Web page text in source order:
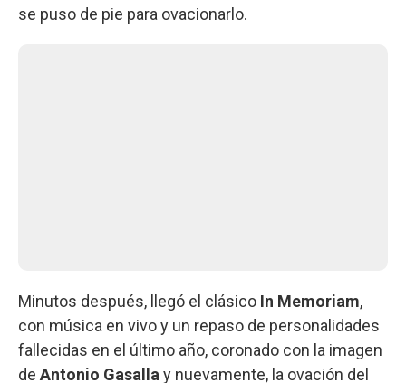
se puso de pie para ovacionarlo.
Minutos después, llegó el clásico In Memoriam,
con música en vivo y un repaso de personalidades
fallecidas en el último año, coronado con la imagen
de Antonio Gasalla y nuevamente, la ovación del